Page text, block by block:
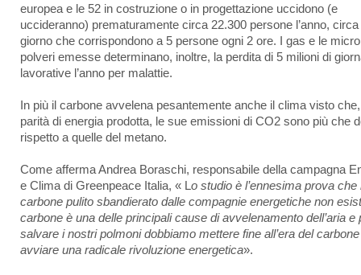
europea e le 52 in costruzione o in progettazione uccidono (e
uccideranno) prematuramente circa 22.300 persone l’anno, circa
giorno che corrispondono a 5 persone ogni 2 ore. I gas e le micro
polveri emesse determinano, inoltre, la perdita di 5 milioni di
lavorative l’anno per malattie.
In più il carbone avvelena pesantemente anche il clima visto
parità di energia prodotta, le sue emissioni di CO2 sono più che
rispetto a quelle del metano.
Come afferma Andrea Boraschi, responsabile della campagna
e Clima di Greenpeace Italia, « Lo studio è l’ennesima prova che
carbone pulito sbandierato dalle compagnie energetiche non
carbone è una delle principali cause di avvelenamento dell’aria e
salvare i nostri polmoni dobbiamo mettere fine all’era del
avviare una radicale rivoluzione energetica».